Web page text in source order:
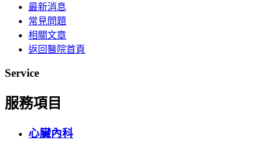
最新消息
常見問題
相關文章
返回醫院首頁
Service
服務項目
心臟內科